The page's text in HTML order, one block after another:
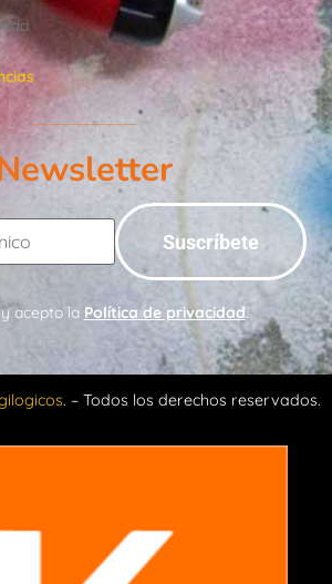
acepto la Política de privacidad.
. – Todos los derechos reservados.